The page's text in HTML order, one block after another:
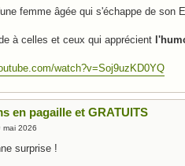
femme âgée qui s'échappe de
à celles et ceux qui apprécient
watch?v=Soj9uzKD0YQ
en pagaille et GRATUITS
mai 2026
surprise !